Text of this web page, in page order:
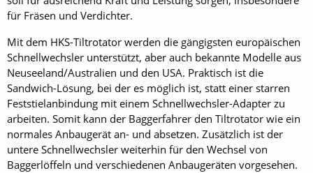
für Fräsen und Verdichter.
Mit dem HKS-Tiltrotator werden die gängigsten europäischen
Schnellwechsler unterstützt, aber auch bekannte Modelle aus
Neuseeland/Australien und den USA. Praktisch ist die
Sandwich-Lösung, bei der es möglich ist, statt einer starren
Feststielanbindung mit einem Schnellwechsler-Adapter zu
arbeiten. Somit kann der Baggerfahrer den Tiltrotator wie ein
normales Anbaugerät an- und absetzen. Zusätzlich ist der
untere Schnellwechsler weiterhin für den Wechsel von
Baggerlöffeln und verschiedenen Anbaugeräten vorgesehen.